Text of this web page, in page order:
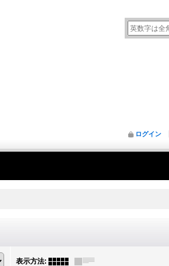
ログイン
表示方法: